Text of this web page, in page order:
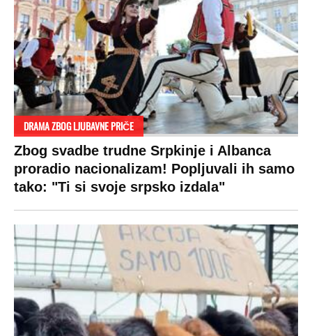
DRAMA ZBOG LJUBAVNE PRIČE
Zbog svadbe trudne Srpkinje i Albanca
proradio nacionalizam! Popljuvali ih samo
tako: "Ti si svoje srpsko izdala"